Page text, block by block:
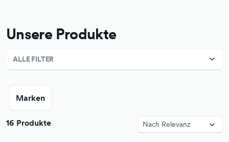
Unsere Produkte
ALLE FILTER
Marken
16 Produkte